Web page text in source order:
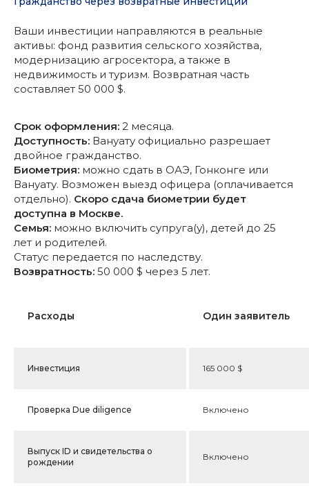
Ваши инвестиции направляются в реальные
активы: фонд развития сельского хозяйства,
модернизацию агросектора, а также в
недвижимость и туризм. Возвратная часть
составляет 50 000 $.
Срок оформления: 2 месяца.
Доступность: Вануату официально разрешает
двойное гражданство.
Биометрия: можно сдать в ОАЭ, Гонконге или
Вануату. Возможен выезд офицера (оплачивается
отдельно). Скоро сдача биометрии будет
доступна в Москве.
Семья: можно включить супруга(у), детей до 25
лет и родителей.
Статус передается по наследству.
Возвратность: 50 000 $ через 5 лет.
Расходы Один заявитель
Инвестиция 165 000 $
Проверка Due diligence Включено
Выпуск ID и свидетельства о
рождении
Включено